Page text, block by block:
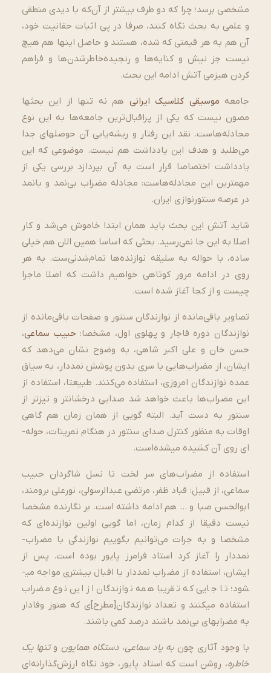
مشخصی برسد؛ چرا که دو طرف بیشتر از آن­‌که با دیدی منطقی
و علمی به بحث نگاه کنند، صرفا در پی اثبات حقانیت خود،
آن­ هم به هر قیمتی که شده، هستند و حاصل این­ها هم هیچ
نیست جز نیش و کنایه­‌ها و رنجیده‌­خاطرشدن­‌ها و فراهم
کردن هیزمی آتش ادامه این بحث.
جامعه موسیقی کلاسیک ایرانی هم نه تنها از این بحث­ها
مصون نیست که یکی از پراقبال‌­ترین جامعه­‌ها به این نوع
مجادله­‌هاست. نقد این رفتار و ریشه‌­یابی آن حوصله­ای جدا
می­‌طلبد و هدف این یادداشت هم نیست. موضوعی که این
یادداشت اختصاصا قرار است به آن بپردازد بررسی یکی از
مهم­ترین این مجادله‌­هاست: مجادله مضراب بی‌­نمد و بانمد
در عرصه سنتورنوازی ایران.
شاید آتش این بحث باید همان ابتدا خاموش می‌­شد و کار
اصلا به این جا نمی‌­رسید. بحثی که اساسا همین الان هم خیلی
ساده، با حواله به سلیقه نوازنده­‌ها تمام­‌شدنی­‌ست. به هر
روی در ادامه مرور کوتاهی خواهیم داشت که اصلا ماجرا
چیست و از کجا آغاز شده است.
تصاویر باقی­‌مانده از نوازندگان سنتور و صفحات باقی‌­مانده از
نوازندگان دوره قاجار و پهلوی اول، مشخصا: حبیب سماعی،
حسن خان و علی اکبر شاهی، به وضوح نشان می‌دهد که
ایشان، از مضراب­‌هایی با سری بدون پوشش نمددار، به سیاق
عمده نوازندگان امروزی، استفاده می­‌کنند. طبیعتا، استفاده از
این مضراب­‌ها باعث خواهد شد صدایی درخشان­تر و تیزتر از
سنتور به دست آید. البته گویی از همان زمان هم گاهی
اوقات به منظور کنترل صدای سنتور در هنگام تمرینات، حوله‌­
ای روی آن کشیده می­شده‌­است.
استفاده از مضراب‌های سر لخت تا نسل شاگردان حبیب
سماعی، از قبیل: قباد ظفر، مرتضی عبدالرسولی، نورعلی برومند،
ابوالحسن صبا و … هم ادامه داشته است. بر نگارنده مشخصا
نیست دقیقا از کدام زمان، اما گویی اولین نوازنده‌­ای که
مشخصا و به جرات می­‌توانیم بگوییم نوازندگی با مضراب­
نمددار را آغاز کرد استاد فرامرز پایور بوده است. پس از
ایشان، استفاده از مضراب نمددار با اقبال بیشتری مواجه می­
شود؛ تا جایی که تقریبا همه نوازندگان از این نوع مضراب
استفاده می­کنند و تعداد نوازندگان[مطرح]ی که هنوز وفادار
به مضراب­های بی­‌نمد باشند درصد کمی باشند.
با وجود آثاری چون به یاد سماعی،دستگاه همایون وتنها یک
خاطره، روشن است که استاد پایور، خود نگاه ارزش‌گذارانه‌ای